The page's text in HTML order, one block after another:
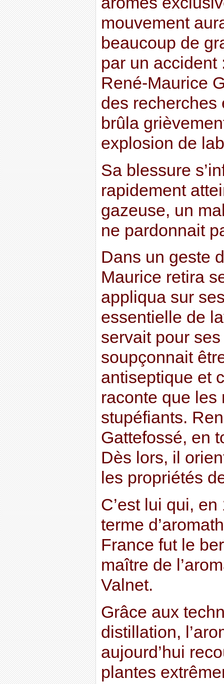
mouvement
beaucoup de
par un accident
René-Maurice
des recherches
brûla
explosion de
Sa blessure
rapidement
gazeuse, un
ne pardonnait
Dans un geste
Maurice retira
appliqua sur
essentielle de
servait pour
soupçonnait
antiseptique et
raconte que les
stupéfiants.
Gattefossé, en
Dès lors, il
les propriétés
C’est lui qui,
terme
France fut le
maître de
Valnet.
Grâce aux
distillation,
aujourd’hui
plantes